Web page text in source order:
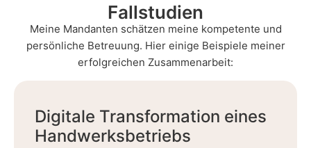
Fallstudien
Meine Mandanten schätzen meine kompetente und
persönliche Betreuung. Hier einige Beispiele meiner
erfolgreichen Zusammenarbeit:
Digitale Transformation eines
Handwerksbetriebs